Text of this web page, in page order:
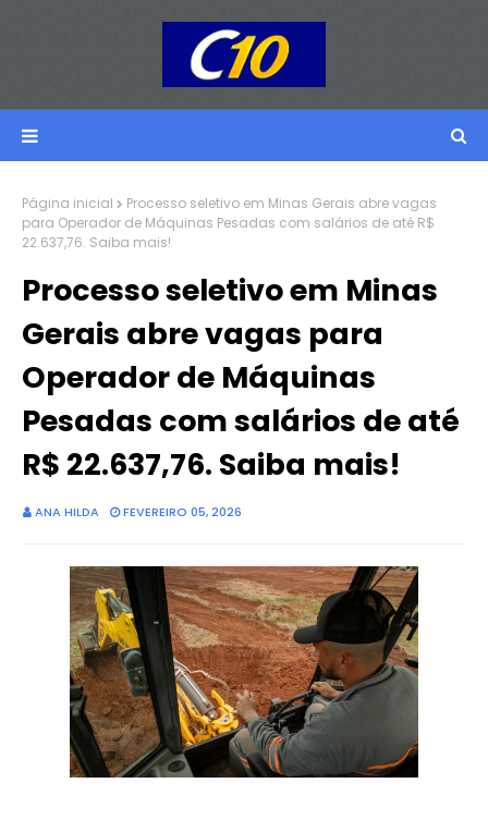
Página inicial
Processo seletivo em Minas Gerais abre vagas
para Operador de Máquinas Pesadas com salários de até R$
22.637,76. Saiba mais!
Processo seletivo em Minas
Gerais abre vagas para
Operador de Máquinas
Pesadas com salários de até
R$ 22.637,76. Saiba mais!
ANA HILDA FEVEREIRO 05, 2026